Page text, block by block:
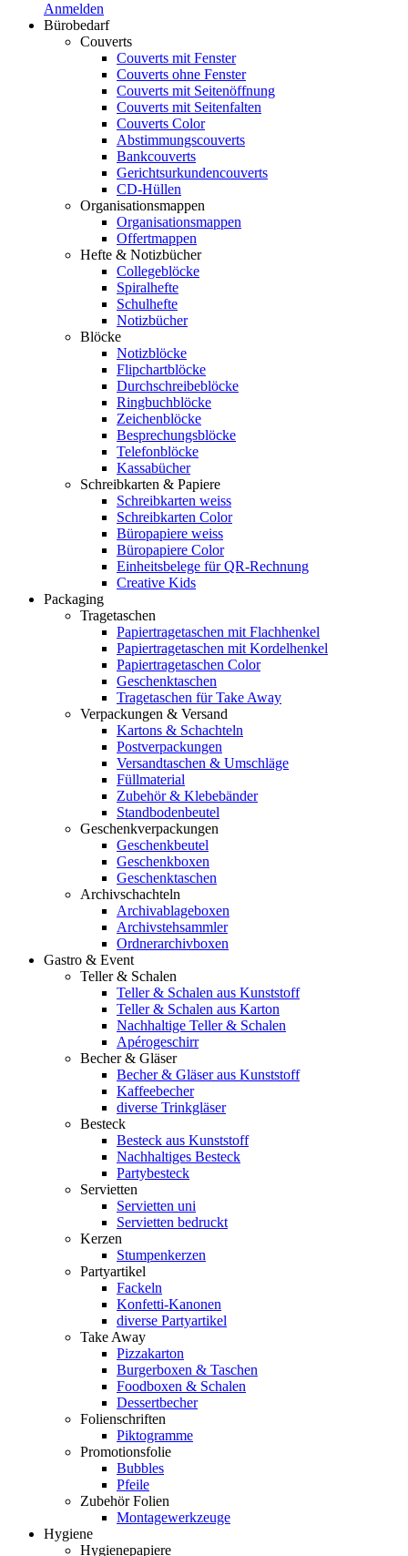
Anmelden
Bürobedarf
Couverts
Couverts mit Fenster
Couverts ohne Fenster
Couverts mit Seitenöffnung
Couverts mit Seitenfalten
Couverts Color
Abstimmungscouverts
Bankcouverts
Gerichtsurkundencouverts
CD-Hüllen
Organisationsmappen
Organisationsmappen
Offertmappen
Hefte & Notizbücher
Collegeblöcke
Spiralhefte
Schulhefte
Notizbücher
Blöcke
Notizblöcke
Flipchartblöcke
Durchschreibeblöcke
Ringbuchblöcke
Zeichenblöcke
Besprechungsblöcke
Telefonblöcke
Kassabücher
Schreibkarten & Papiere
Schreibkarten weiss
Schreibkarten Color
Büropapiere weiss
Büropapiere Color
Einheitsbelege für QR-Rechnung
Creative Kids
Packaging
Tragetaschen
Papiertragetaschen mit Flachhenkel
Papiertragetaschen mit Kordelhenkel
Papiertragetaschen Color
Geschenktaschen
Tragetaschen für Take Away
Verpackungen & Versand
Kartons & Schachteln
Postverpackungen
Versandtaschen & Umschläge
Füllmaterial
Zubehör & Klebebänder
Standbodenbeutel
Geschenkverpackungen
Geschenkbeutel
Geschenkboxen
Geschenktaschen
Archivschachteln
Archivablageboxen
Archivstehsammler
Ordnerarchivboxen
Gastro & Event
Teller & Schalen
Teller & Schalen aus Kunststoff
Teller & Schalen aus Karton
Nachhaltige Teller & Schalen
Apérogeschirr
Becher & Gläser
Becher & Gläser aus Kunststoff
Kaffeebecher
diverse Trinkgläser
Besteck
Besteck aus Kunststoff
Nachhaltiges Besteck
Partybesteck
Servietten
Servietten uni
Servietten bedruckt
Kerzen
Stumpenkerzen
Partyartikel
Fackeln
Konfetti-Kanonen
diverse Partyartikel
Take Away
Pizzakarton
Burgerboxen & Taschen
Foodboxen & Schalen
Dessertbecher
Folienschriften
Piktogramme
Promotionsfolie
Bubbles
Pfeile
Zubehör Folien
Montagewerkzeuge
Hygiene
Hygienepapiere